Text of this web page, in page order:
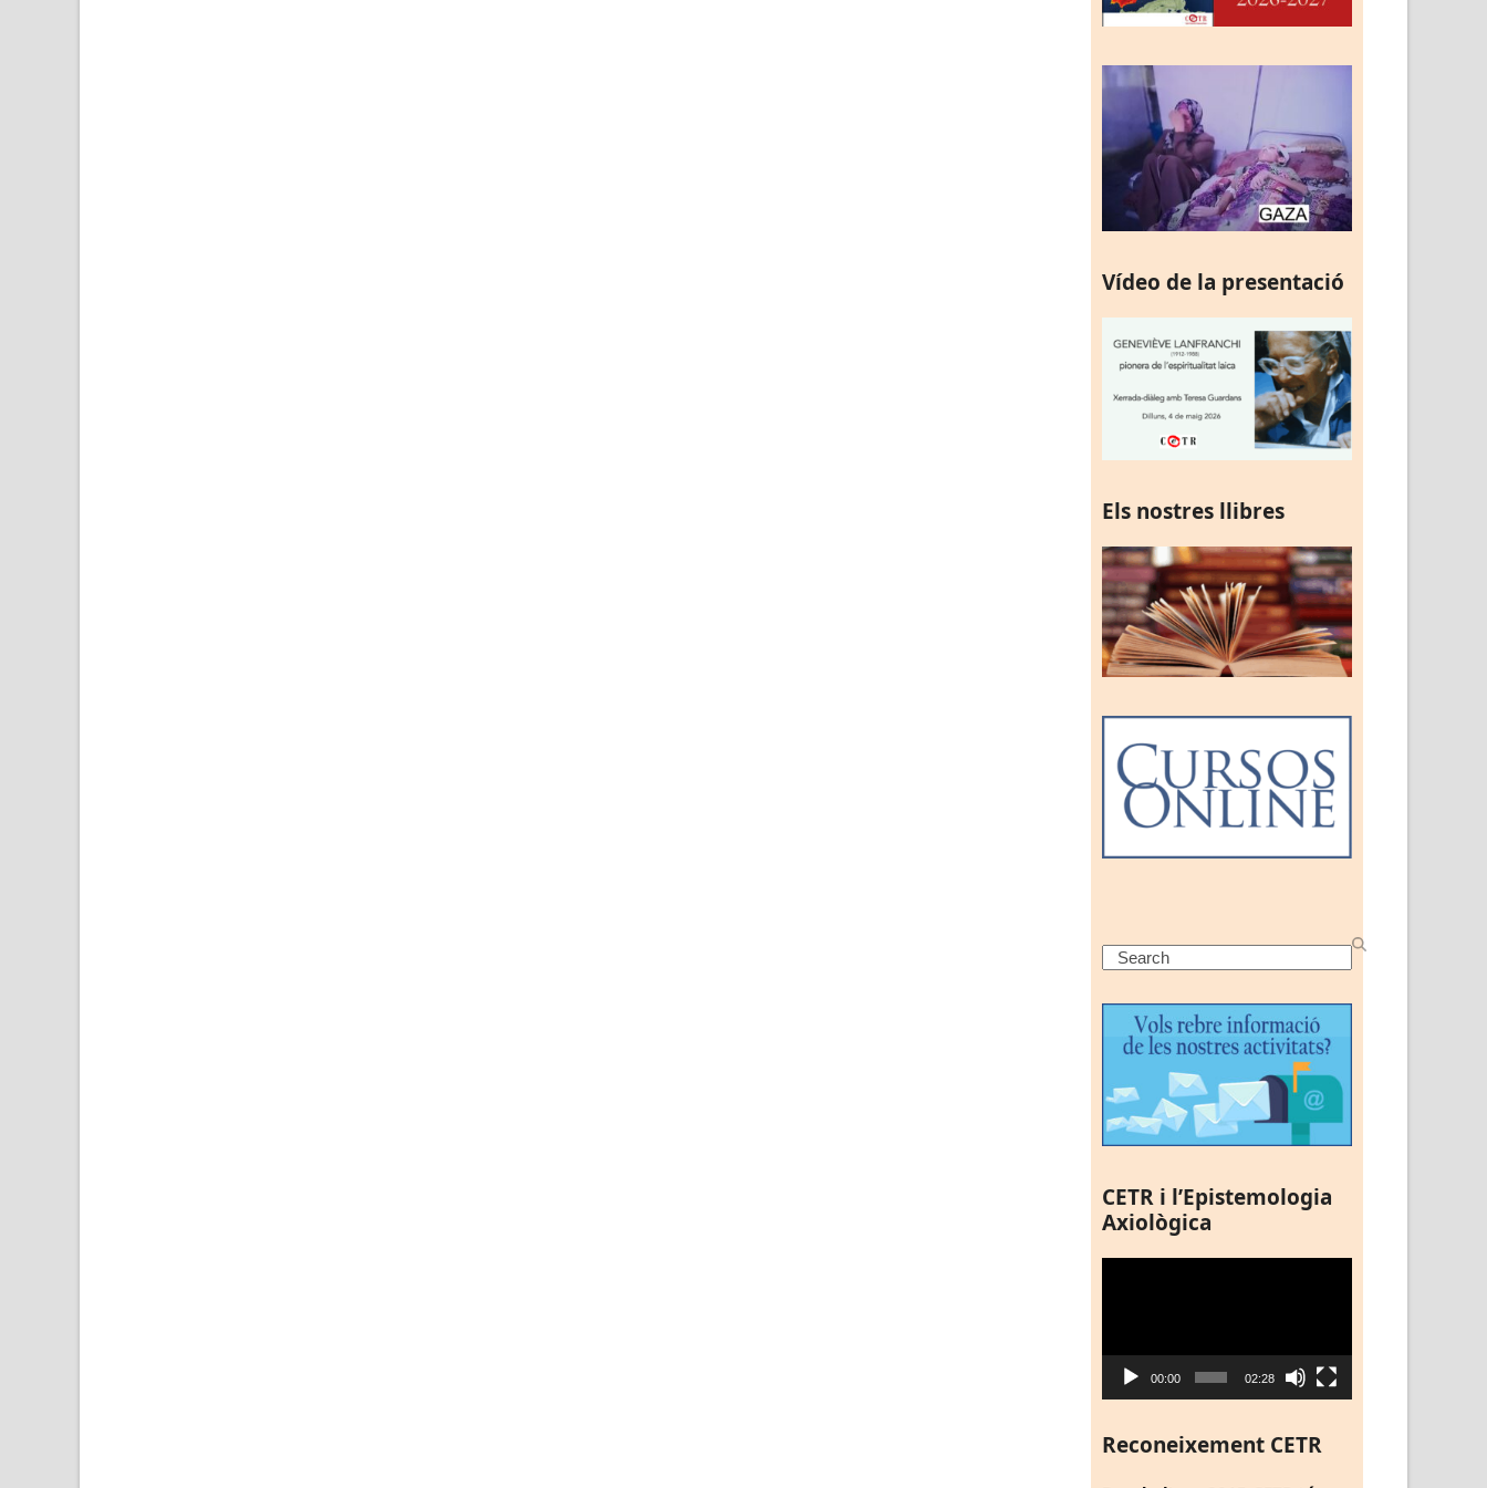
Vídeo de la presentació
Els nostres llibres
Search
CETR i l’Epistemologia
Axiològica
00:00 02:28
Reconeixement CETR